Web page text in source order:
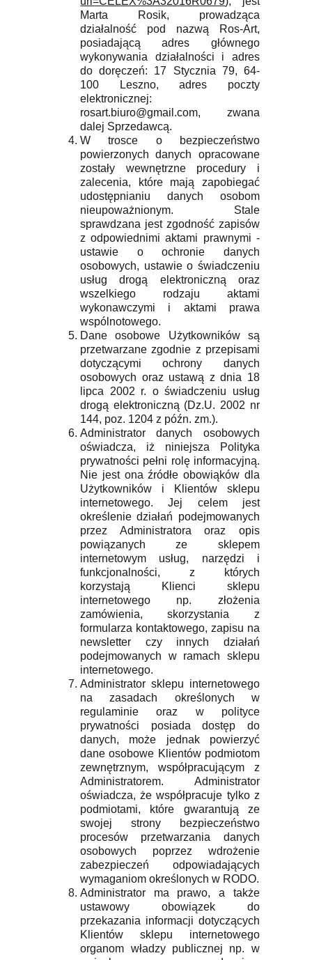
Marta Rosik, prowadząca
działalność pod nazwą Ros-Art,
posiadającą adres głównego
wykonywania działalności i adres
do doręczeń: 17 Stycznia 79, 64-
100 Leszno, adres poczty
elektronicznej:
rosart.biuro@gmail.com, zwana
dalej Sprzedawcą.
W trosce o bezpieczeństwo
powierzonych danych opracowane
zostały wewnętrzne procedury i
zalecenia, które mają zapobiegać
udostępnianiu danych osobom
nieupoważnionym. Stale
sprawdzana jest zgodność zapisów
z odpowiednimi aktami prawnymi -
ustawie o ochronie danych
osobowych, ustawie o świadczeniu
usług drogą elektroniczną oraz
wszelkiego rodzaju aktami
wykonawczymi i aktami prawa
wspólnotowego.
Dane osobowe Użytkowników są
przetwarzane zgodnie z przepisami
dotyczącymi ochrony danych
osobowych oraz ustawą z dnia 18
lipca 2002 r. o świadczeniu usług
drogą elektroniczną (Dz.U. 2002 nr
144, poz. 1204 z późn. zm.).
Administrator danych osobowych
oświadcza, iż niniejsza Polityka
prywatności pełni rolę informacyjną.
Nie jest ona źródłe obowiąków dla
Użytkowników i Klientów sklepu
internetowego. Jej celem jest
określenie działań podejmowanych
przez Administratora oraz opis
powiązanych ze sklepem
internetowym usług, narzędzi i
funkcjonalności, z których
korzystają Klienci sklepu
internetowego np. złożenia
zamówienia, skorzystania z
formularza kontaktowego, zapisu na
newsletter czy innych działań
podejmowanych w ramach sklepu
internetowego.
Administrator sklepu internetowego
na zasadach określonych w
regulaminie oraz w polityce
prywatności posiada dostęp do
danych, może jednak powierzyć
dane osobowe Klientów podmiotom
zewnętrznym, współpracującym z
Administratorem. Administrator
oświadcza, że współpracuje tylko z
podmiotami, które gwarantują ze
swojej strony bezpieczeństwo
procesów przetwarzania danych
osobowych poprzez wdrożenie
zabezpieczeń odpowiadających
wymaganiom określonych w RODO.
Administrator ma prawo, a także
ustawowy obowiązek do
przekazania informacji dotyczących
Klientów sklepu internetowego
organom władzy publicznej np. w